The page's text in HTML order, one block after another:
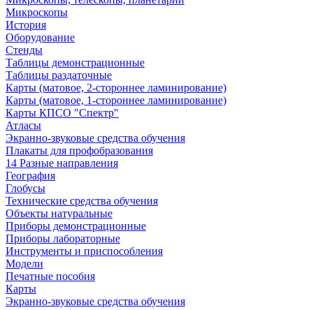
Микроскопы
История
Оборудование
Стенды
Таблицы демонстрационные
Таблицы раздаточные
Карты (матовое, 2-стороннее ламинирование)
Карты (матовое, 1-стороннее ламинирование)
Карты КПСО "Спектр"
Атласы
Экранно-звуковые средства обучения
Плакаты для профобразования
14 Разные направления
География
Глобусы
Технические средства обучения
Объекты натуральные
Приборы демонстрационные
Приборы лабораторные
Инструменты и приспособления
Модели
Печатные пособия
Карты
Экранно-звуковые средства обучения